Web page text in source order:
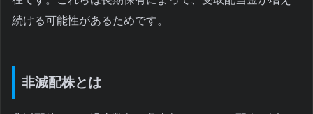
続ける可能性があるためです。
非減配株とは